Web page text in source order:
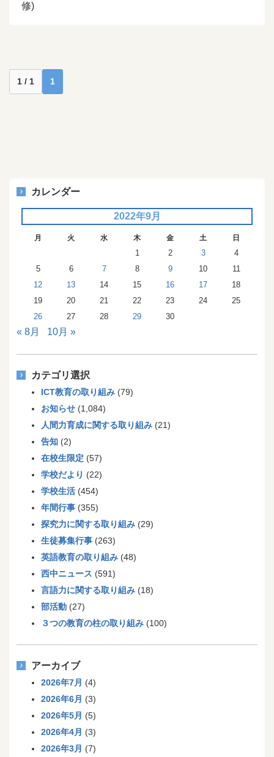
修)
1 / 1 1
カレンダー
2022年9月
月 火 水 木 金 土 日
1 2 3
4
5
6 7 8 9 10
11
12
13 14 15 16 17
18
19
20 21 22 23 24
25
26
27 28 29 30
« 8月 10月 »
カテゴリ選択
ICT教育の取り組み (79)
お知らせ (1,084)
人間力育成に関する取り組み (21)
告知 (2)
在校生限定 (57)
学校だより (22)
学校生活 (454)
年間行事 (355)
探究力に関する取り組み (29)
生徒募集行事 (263)
英語教育の取り組み (48)
西中ニュース (591)
言語力に関する取り組み (18)
部活動 (27)
３つの教育の柱の取り組み (100)
アーカイブ
2026年7月 (4)
2026年6月 (3)
2026年5月 (5)
2026年4月 (3)
2026年3月 (7)